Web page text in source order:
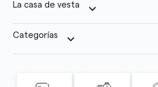
La casa de vesta keyboard_arrow_down
Categorías keyboard_arrow_down